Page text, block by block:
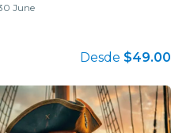
June
Desde $49.00